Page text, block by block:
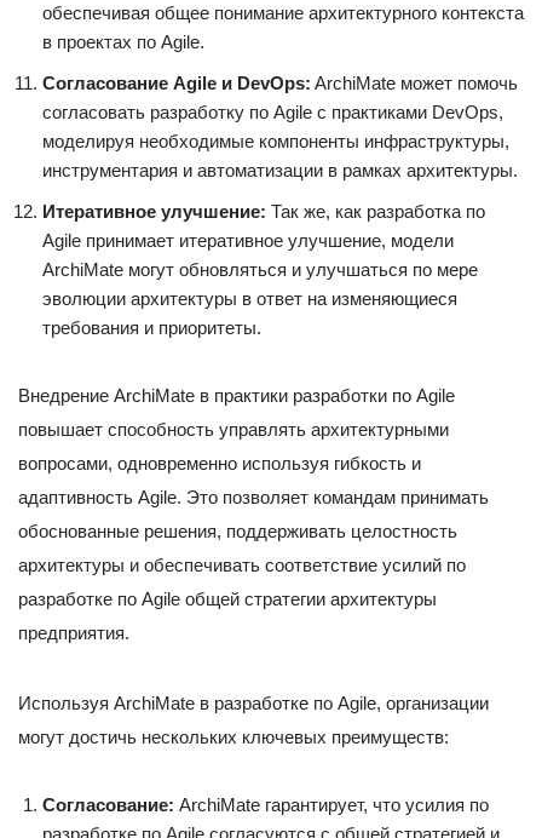
обеспечивая общее понимание архитектурного контекста
в проектах по Agile.
Согласование Agile и DevOps: ArchiMate может помочь
согласовать разработку по Agile с практиками DevOps,
моделируя необходимые компоненты инфраструктуры,
инструментария и автоматизации в рамках архитектуры.
Итеративное улучшение: Так же, как разработка по
Agile принимает итеративное улучшение, модели
ArchiMate могут обновляться и улучшаться по мере
эволюции архитектуры в ответ на изменяющиеся
требования и приоритеты.
Внедрение ArchiMate в практики разработки по Agile
повышает способность управлять архитектурными
вопросами, одновременно используя гибкость и
адаптивность Agile. Это позволяет командам принимать
обоснованные решения, поддерживать целостность
архитектуры и обеспечивать соответствие усилий по
разработке по Agile общей стратегии архитектуры
предприятия.
Используя ArchiMate в разработке по Agile, организации
могут достичь нескольких ключевых преимуществ:
Согласование: ArchiMate гарантирует, что усилия по
разработке по Agile согласуются с общей стратегией и